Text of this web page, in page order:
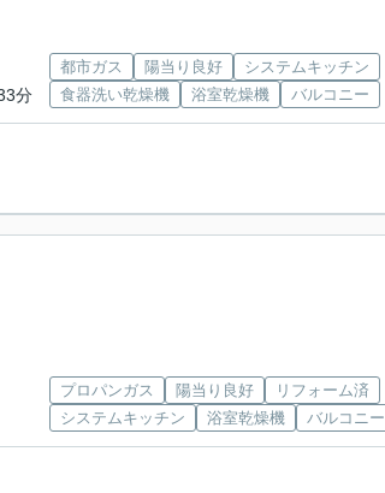
分
都市ガス 陽当り良好
システムキッチン
食器洗い乾燥機
浴室乾燥機 バルコニー
プロパンガス 陽当り良好
リフォーム済
システムキッチン
浴室乾燥機 バルコニー